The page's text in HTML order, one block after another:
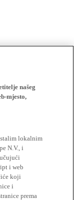
našeg
mjesto,
lokalnim
N.V., i
i web
koji
i
prema